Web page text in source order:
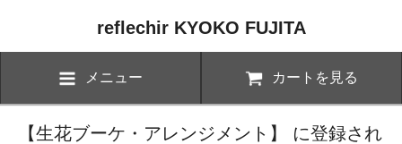
reflechir KYOKO FUJITA
メニュー カートを見る
【生花ブーケ・アレンジメント】 に登録され